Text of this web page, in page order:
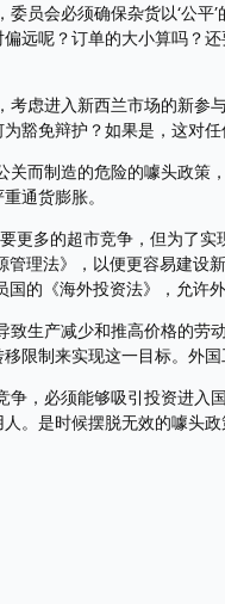
委员会必须确保杂货以‘公
远呢？订单的大小算吗？
考虑进入新西兰市场的新
豁免辩护？如果是，这对
关而制造的危险的噱头政
通货膨胀。
更多的超市竞争，但为了
管理法》，以便更容易建设
国的《海外投资法》，允许
致生产减少和推高价格的
限制来实现这一目标。外
争，必须能够吸引投资进入
。是时候摆脱无效的噱头